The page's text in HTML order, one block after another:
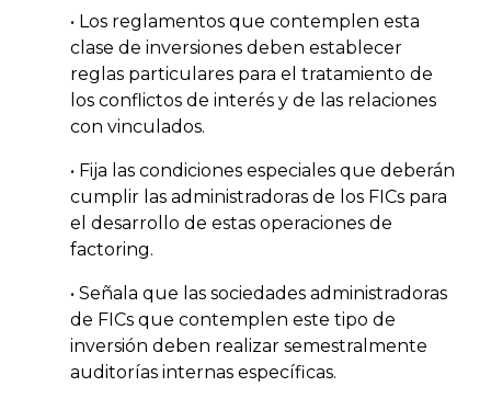
• Los reglamentos que contemplen esta
clase de inversiones deben establecer
reglas particulares para el tratamiento de
los conflictos de interés y de las relaciones
con vinculados.
• Fija las condiciones especiales que deberán
cumplir las administradoras de los FICs para
el desarrollo de estas operaciones de
factoring.
• Señala que las sociedades administradoras
de FICs que contemplen este tipo de
inversión deben realizar semestralmente
auditorías internas específicas.